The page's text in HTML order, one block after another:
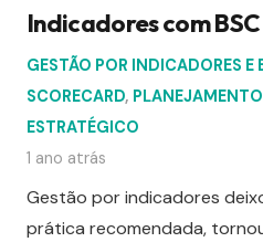
Indicadores com BSC
GESTÃO POR INDICADORES E
SCORECARD,
ESTRATÉGICO
1 ano atrás
Gestão por indicadores
prática recomendada,